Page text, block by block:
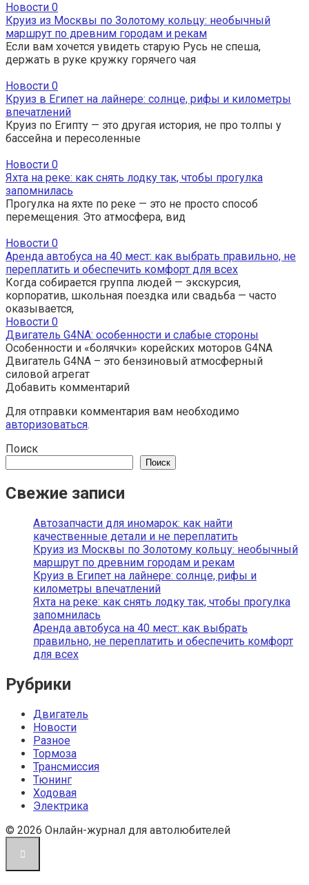
Новости 0
Круиз из Москвы по Золотому кольцу: необычный
маршрут по древним городам и рекам
Если вам хочется увидеть старую Русь не спеша,
держать в руке кружку горячего чая
Новости 0
Круиз в Египет на лайнере: солнце, рифы и километры
впечатлений
Круиз по Египту — это другая история, не про толпы у
бассейна и пересоленные
Новости 0
Яхта на реке: как снять лодку так, чтобы прогулка
запомнилась
Прогулка на яхте по реке — это не просто способ
перемещения. Это атмосфера, вид
Новости 0
Аренда автобуса на 40 мест: как выбрать правильно, не
переплатить и обеспечить комфорт для всех
Когда собирается группа людей — экскурсия,
корпоратив, школьная поездка или свадьба — часто
оказывается,
Новости 0
Двигатель G4NA: особенности и слабые стороны
Особенности и «болячки» корейских моторов G4NA
Двигатель G4NA – это бензиновый атмосферный
силовой агрегат
Добавить комментарий
Для отправки комментария вам необходимо
авторизоваться.
Поиск
Поиск
Свежие записи
Автозапчасти для иномарок: как найти
качественные детали и не переплатить
Круиз из Москвы по Золотому кольцу: необычный
маршрут по древним городам и рекам
Круиз в Египет на лайнере: солнце, рифы и
километры впечатлений
Яхта на реке: как снять лодку так, чтобы прогулка
запомнилась
Аренда автобуса на 40 мест: как выбрать
правильно, не переплатить и обеспечить комфорт
для всех
Рубрики
Двигатель
Новости
Разное
Тормоза
Трансмиссия
Тюнинг
Ходовая
Электрика
© 2026 Онлайн-журнал для автолюбителей